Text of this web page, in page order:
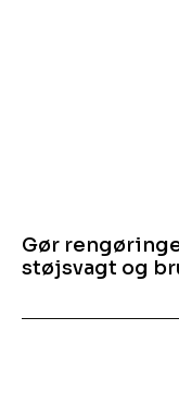
Gør
støjsvagt og